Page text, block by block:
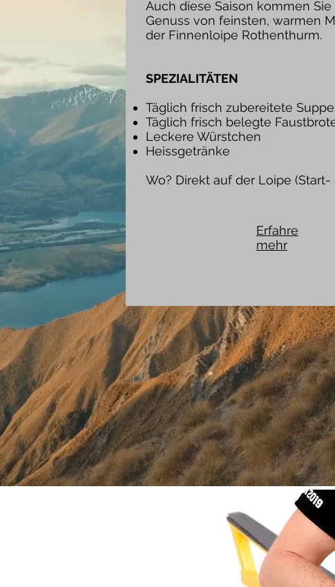
Auch diese Saison kommen
Genuss von feinsten, warmen
der Finnenloipe Rothenthurm.
SPEZIALITÄTEN
Täglich frisch zubereitete
Täglich frisch belegte
Leckere Würstchen
Heissgetränke
Wo? Direkt auf der Loipe (Start-
Erfahre
mehr